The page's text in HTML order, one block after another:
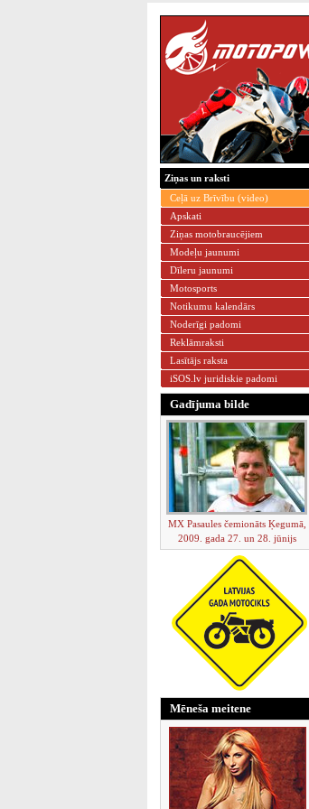
Ziņas un raksti
Ceļā uz Brīvību (video)
Apskati
Ziņas motobraucējiem
Modeļu jaunumi
Dīleru jaunumi
Motosports
Notikumu kalendārs
Noderīgi padomi
Reklāmraksti
Lasītājs raksta
iSOS.lv juridiskie padomi
Gadījuma bilde
MX Pasaules čemionāts Ķegumā,
2009. gada 27. un 28. jūnijs
Mēneša meitene